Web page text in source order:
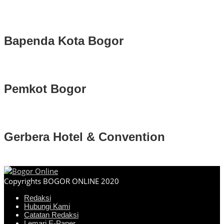
Bapenda Kota Bogor
Pemkot Bogor
Gerbera Hotel & Convention
Copyrights BOGOR ONLINE 2020
Redaksi
Hubungi Kami
Catatan Redaksi